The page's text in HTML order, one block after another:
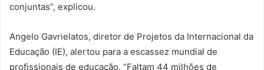
conjuntas”, explicou.
Angelo Gavrielatos, diretor de Projetos da Internacional da
Educação (IE), alertou para a escassez mundial de
profissionais de educação. “Faltam 44 milhões de